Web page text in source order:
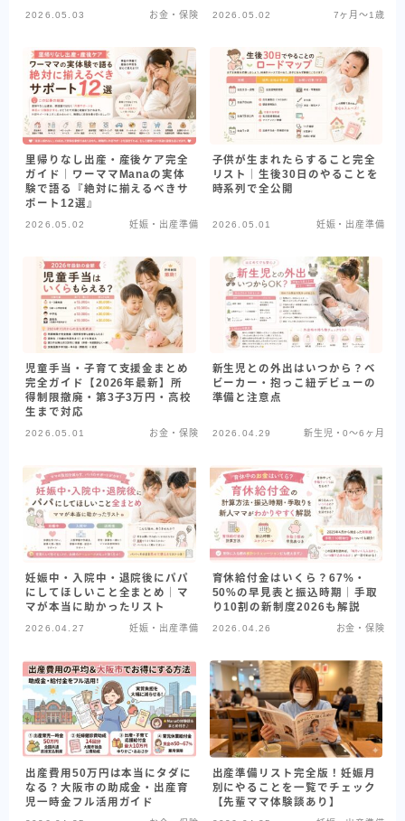
2026.05.03 お金・保険 2026.05.02 7ヶ月〜1歳
里帰りなし出産・産後ケア完全
ガイド｜ワーママManaの実体
験で語る『絶対に揃えるべきサ
ポート12選』
2026.05.02 妊娠・出産準備
子供が生まれたらすること完全
リスト｜生後30日のやることを
時系列で全公開
2026.05.01 妊娠・出産準備
児童手当・子育て支援金まとめ
完全ガイド【2026年最新】所
得制限撤廃・第3子3万円・高校
生まで対応
2026.05.01 お金・保険
新生児との外出はいつから？ベ
ビーカー・抱っこ紐デビューの
準備と注意点
2026.04.29 新生児・0〜6ヶ月
妊娠中・入院中・退院後にパパ
にしてほしいこと全まとめ｜マ
マが本当に助かったリスト
2026.04.27 妊娠・出産準備
育休給付金はいくら？67%・
50%の早見表と振込時期｜手取
り10割の新制度2026も解説
2026.04.26 お金・保険
出産費用50万円は本当にタダに
なる？大阪市の助成金・出産育
児一時金フル活用ガイド
出産準備リスト完全版！妊娠月
別にやることを一覧でチェック
【先輩ママ体験談あり】